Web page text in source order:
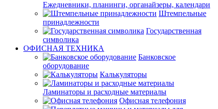
Ежедневники, планинги, органайзеры, календари
Штемпельные
принадлежности
Государственная
символика
ОФИСНАЯ ТЕХНИКА
Банковское
оборудование
Калькуляторы
Ламинаторы и расходные материалы
Офисная телефония